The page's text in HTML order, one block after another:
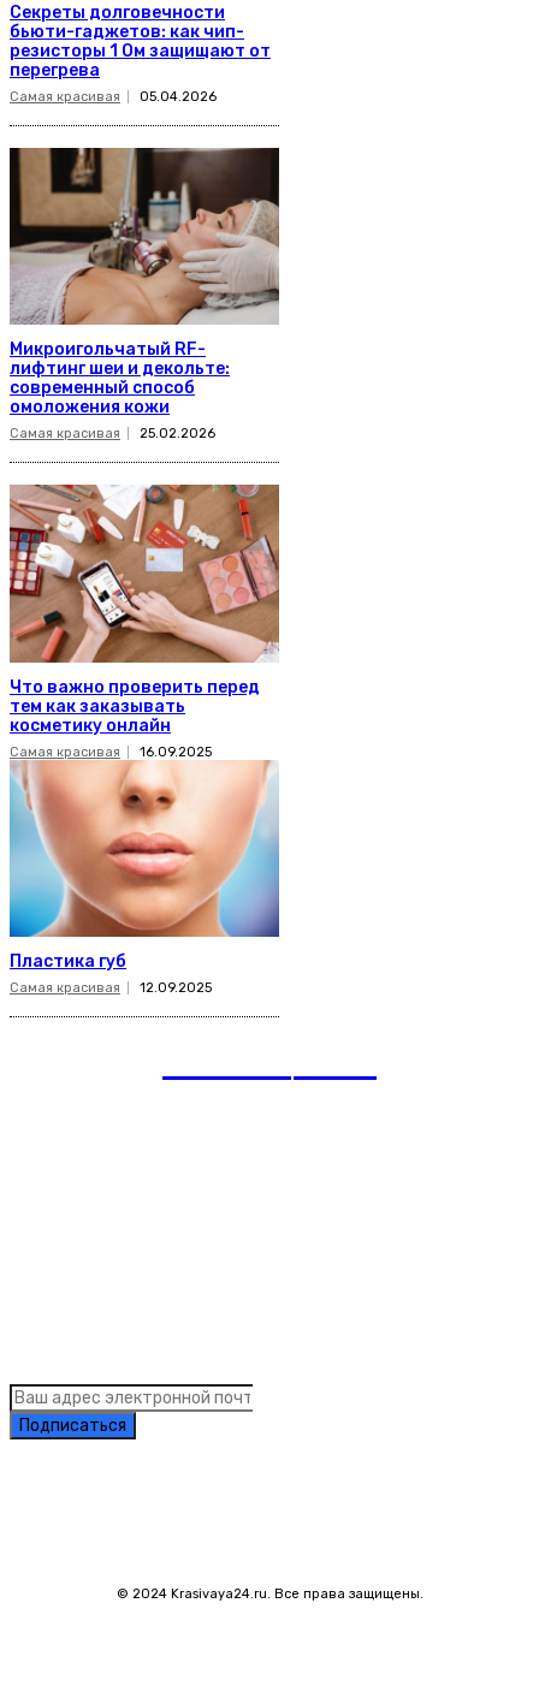
Секреты долговечности
бьюти-гаджетов: как чип-
резисторы 1 Ом защищают от
перегрева
Самая красивая 05.04.2026
Микроигольчатый RF-
лифтинг шеи и декольте:
современный способ
омоложения кожи
Самая красивая 25.02.2026
Что важно проверить перед
тем как заказывать
косметику онлайн
Самая красивая 16.09.2025
Пластика губ
Самая красивая 12.09.2025
Подписаться
© 2024 Krasivaya24.ru. Все права защищены.